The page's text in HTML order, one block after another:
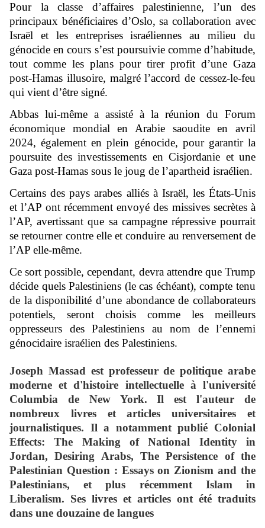
Pour la classe d’affaires palestinienne, l’un des
principaux bénéficiaires d’Oslo, sa collaboration avec
Israël et les entreprises israéliennes au milieu du
génocide en cours s’est poursuivie comme d’habitude,
tout comme les plans pour tirer profit d’une Gaza
post-Hamas illusoire, malgré l’accord de cessez-le-feu
qui vient d’être signé.
Abbas lui-même a assisté à la réunion du Forum
économique mondial en Arabie saoudite en avril
2024, également en plein génocide, pour garantir la
poursuite des investissements en Cisjordanie et une
Gaza post-Hamas sous le joug de l’apartheid israélien.
Certains des pays arabes alliés à Israël, les États-Unis
et l’AP ont récemment envoyé des missives secrètes à
l’AP, avertissant que sa campagne répressive pourrait
se retourner contre elle et conduire au renversement de
l’AP elle-même.
Ce sort possible, cependant, devra attendre que Trump
décide quels Palestiniens (le cas échéant), compte tenu
de la disponibilité d’une abondance de collaborateurs
potentiels, seront choisis comme les meilleurs
oppresseurs des Palestiniens au nom de l’ennemi
génocidaire israélien des Palestiniens.
Joseph Massad est professeur de politique arabe
moderne et d'histoire intellectuelle à l'université
Columbia de New York. Il est l'auteur de
nombreux livres et articles universitaires et
journalistiques. Il a notamment publié Colonial
Effects: The Making of National Identity in
Jordan, Desiring Arabs, The Persistence of the
Palestinian Question : Essays on Zionism and the
Palestinians, et plus récemment Islam in
Liberalism. Ses livres et articles ont été traduits
dans une douzaine de langues